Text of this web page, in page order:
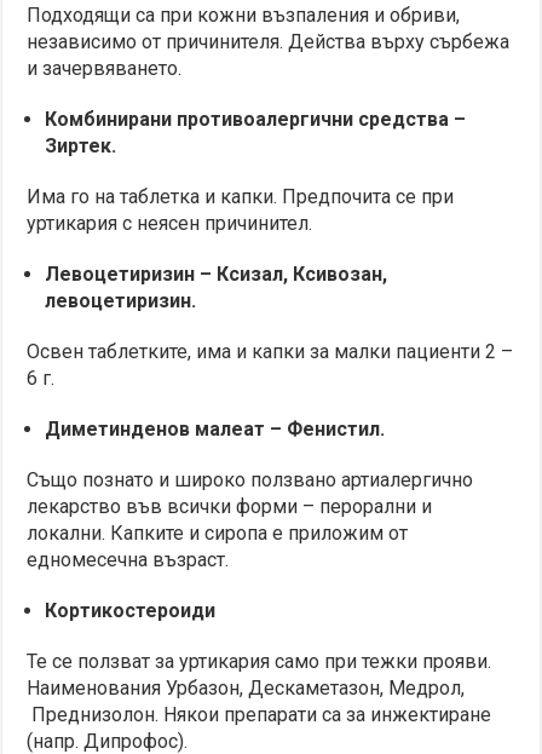
Подходящи са при кожни възпаления и обриви,
независимо от причинителя. Действа върху сърбежа
и зачервяването.
Комбинирани противоалергични средства –
Зиртек.
Има го на таблетка и капки. Предпочита се при
уртикария с неясен причинител.
Левоцетиризин – Ксизал, Ксивозан,
левоцетиризин.
Освен таблетките, има и капки за малки пациенти 2 –
6 г.
Диметинденов малеат – Фенистил.
Също познато и широко ползвано артиалергично
лекарство във всички форми – перорални и
локални. Капките и сиропа е приложим от
едномесечна възраст.
Кортикостероиди
Те се ползват за уртикария само при тежки прояви.
Наименования Урбазон, Дескаметазон, Медрол,
Преднизолон. Някои препарати са за инжектиране
(напр. Дипрофос).